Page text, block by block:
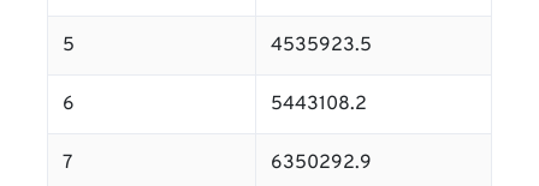
5 4535923.5
6 5443108.2
7 6350292.9